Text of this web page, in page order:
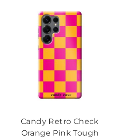
Candy Retro Check
Orange Pink Tough